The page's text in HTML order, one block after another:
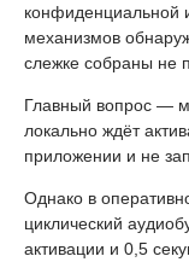
конфиденциальной
механизмов
слежке собраны не
Главный вопрос —
локально ждёт
приложении и не
Однако в
циклический
активации и 0,5